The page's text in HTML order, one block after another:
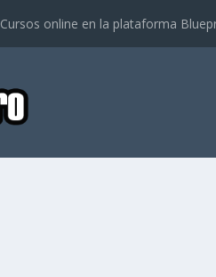
Cursos online en la plataforma